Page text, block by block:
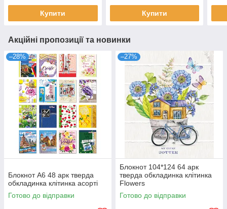
Купити Купити
Акційні пропозиції та новинки
–28%
Блокнот А6 48 арк тверда
обкладинка клітинка асорті
Готово до відправки
–27%
Блокнот 104*124 64 арк
тверда обкладинка клітинка
Flowers
Готово до відправки